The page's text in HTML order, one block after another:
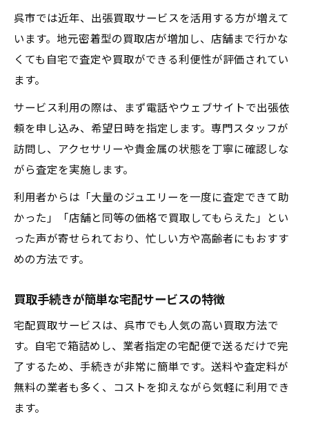
呉市では近年、出張買取サービスを活用する方が増えて
います。地元密着型の買取店が増加し、店舗まで行かな
くても自宅で査定や買取ができる利便性が評価されてい
ます。
サービス利用の際は、まず電話やウェブサイトで出張依
頼を申し込み、希望日時を指定します。専門スタッフが
訪問し、アクセサリーや貴金属の状態を丁寧に確認しな
がら査定を実施します。
利用者からは「大量のジュエリーを一度に査定できて助
かった」「店舗と同等の価格で買取してもらえた」とい
った声が寄せられており、忙しい方や高齢者にもおすす
めの方法です。
買取手続きが簡単な宅配サービスの特徴
宅配買取サービスは、呉市でも人気の高い買取方法で
す。自宅で箱詰めし、業者指定の宅配便で送るだけで完
了するため、手続きが非常に簡単です。送料や査定料が
無料の業者も多く、コストを抑えながら気軽に利用でき
ます。